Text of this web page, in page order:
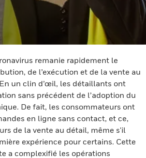
remanie rapidement le
de l’exécution et de la vente au
un clin d’œil, les détaillants ont
sans précédent de l’adoption du
De fait, les consommateurs ont
en ligne sans contact, et ce,
de la vente au détail, même s'il
expérience pour certains. Cette
a complexifié les opérations